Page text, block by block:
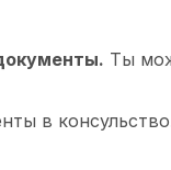
Ты
в